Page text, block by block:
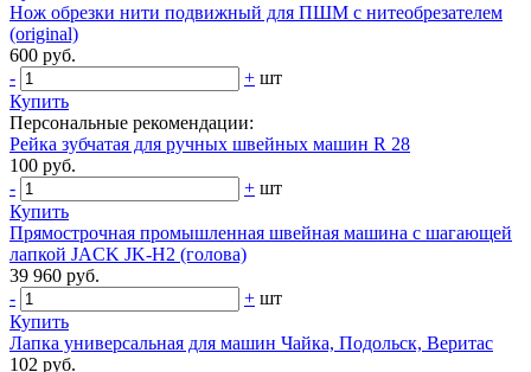
Нож обрезки нити подвижный для ПШМ с нитеобрезателем
(original)
600 руб.
-
+ шт
Купить
Персональные рекомендации:
Рейка зубчатая для ручных швейных машин R 28
100 руб.
-
+ шт
Купить
Прямострочная промышленная швейная машина с шагающей
лапкой JACK JK-Н2 (голова)
39 960 руб.
-
+ шт
Купить
Лапка универсальная для машин Чайка, Подольск, Веритас
102 руб.